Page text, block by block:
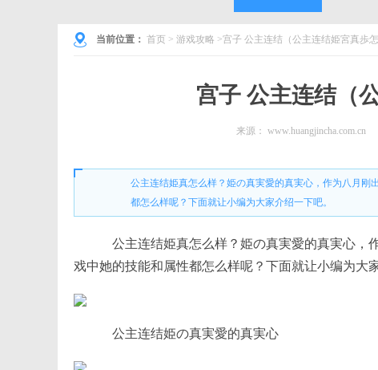
当前位置： 首页 > 游戏攻略 >宫子 公主连结（公主连结姫宮真歩怎
宫子 公主连结（
来源： www.huangjincha.com.cn
公主连结姫真怎么样？姫の真実愛的真実心，作为八月刚
都怎么样呢？下面就让小编为大家介绍一下吧。
公主连结姫真怎么样？姫の真実愛的真実心，
戏中她的技能和属性都怎么样呢？下面就让小编为大
公主连结姫の真実愛的真実心